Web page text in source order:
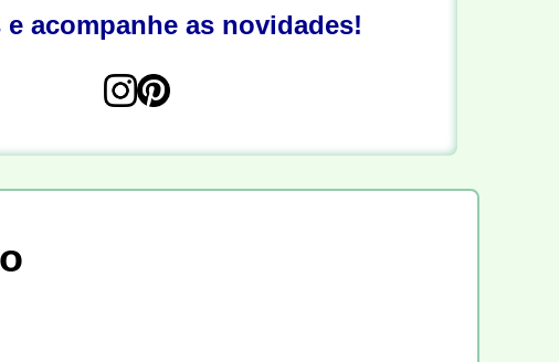
acompanhe as novidades!